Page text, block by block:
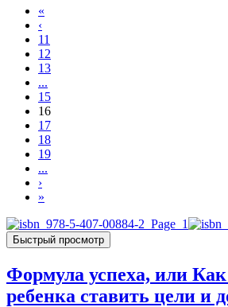
«
‹
11
12
13
...
15
16
17
18
19
...
›
»
Быстрый просмотр
Формула успеха, или
ребенка ставить цели и